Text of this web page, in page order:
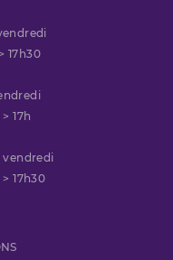
17h30
17h
vendredi
17h30